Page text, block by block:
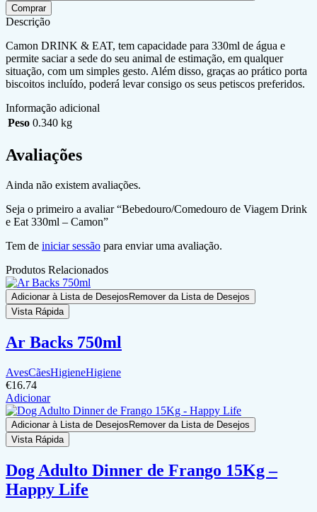
Comprar
Descrição
Camon DRINK & EAT, tem capacidade para 330ml de água e
permite saciar a sede do seu animal de estimação, em qualquer
situação, com um simples gesto. Além disso, graças ao prático porta
biscoitos incluído, poderá levar consigo os seus petiscos preferidos.
Informação adicional
Peso 0.340 kg
Avaliações
Ainda não existem avaliações.
Seja o primeiro a avaliar “Bebedouro/Comedouro de Viagem Drink
e Eat 330ml – Camon”
Tem de iniciar sessão para enviar uma avaliação.
Produtos Relacionados
Adicionar à Lista de Desejos Remover da Lista de Desejos
Vista Rápida
Ar Backs 750ml
AvesCãesHigieneHigiene
€16.74
Adicionar
Adicionar à Lista de Desejos Remover da Lista de Desejos
Vista Rápida
Dog Adulto Dinner de Frango 15Kg –
Happy Life